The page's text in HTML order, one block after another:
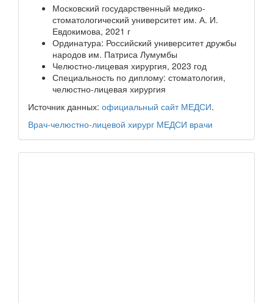
Московский государственный медико-
стоматологический университет им. А. И.
Евдокимова, 2021 г
Ординатура: Российский университет дружбы
народов им. Патриса Лумумбы
Челюстно-лицевая хирургия, 2023 год
Специальность по диплому: стоматология,
челюстно-лицевая хирургия
Источник данных: официальный сайт МЕДСИ.
Врач-челюстно-лицевой хирург МЕДСИ врачи